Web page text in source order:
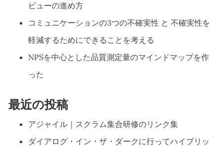
ビューの進め方
コミュニケーションの3つの不確実性 と 不確実性を
軽減するためにできることを考える
NPSを中心とした品質測定量のマインドマップを作
った
最近の投稿
アジャイル｜スクラム集合研修のリンク集
ダイアログ・イン・ザ・ダークに行ってハイブリッ